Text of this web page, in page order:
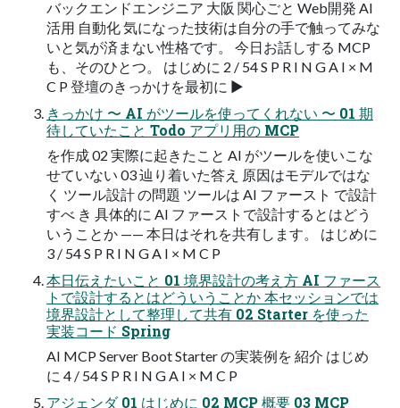
バックエンドエンジニア 大阪 関心ごと Web開発 AI
活用 自動化 気になった技術は自分の手で触ってみな
いと気が済まない性格です。 今日お話しする MCP
も、そのひとつ。 はじめに 2 / 54 S P R I N G A I × M
C P 登壇のきっかけを最初に ▶
きっかけ 〜 AI がツールを使ってくれない 〜 01 期
待していたこと Todo アプリ用の MCP
を作成 02 実際に起きたこと AI がツールを使いこな
せていない 03 辿り着いた答え 原因はモデルではな
く ツール設計 の問題 ツールは AI ファースト で設計
すべ き 具体的に AI ファーストで設計するとはどう
いうことか —— 本日はそれを共有します。 はじめに
3 / 54 S P R I N G A I × M C P
本日伝えたいこと 01 境界設計の考え方 AI ファース
トで設計するとはどういうことか 本セッションでは
境界設計として整理して共有 02 Starter を使った
実装コード Spring
AI MCP Server Boot Starter の実装例を 紹介 はじめ
に 4 / 54 S P R I N G A I × M C P
アジェンダ 01 はじめに 02 MCP 概要 03 MCP